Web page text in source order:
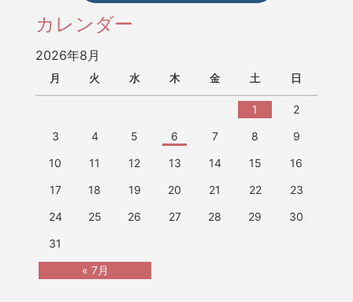
カレンダー
2026年8月
月 火 水 木 金 土 日
« 7月
1
2
3
4 5 6 7 8
9
10
11 12 13 14 15
16
17
18 19 20 21 22
23
24
25 26 27 28 29
30
31